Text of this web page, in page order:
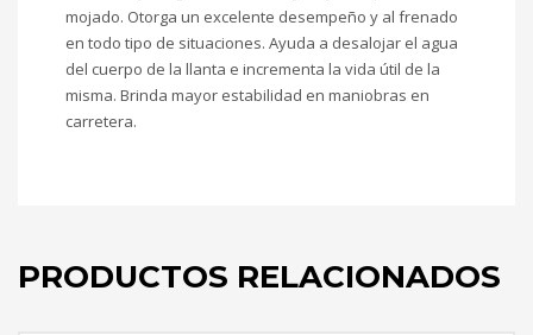
mojado. Otorga un excelente desempeño y al frenado
en todo tipo de situaciones. Ayuda a desalojar el agua
del cuerpo de la llanta e incrementa la vida útil de la
misma. Brinda mayor estabilidad en maniobras en
carretera.
PRODUCTOS RELACIONADOS